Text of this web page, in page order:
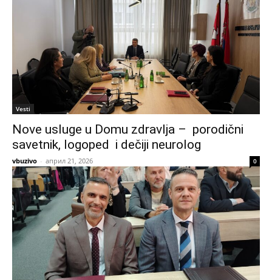
Vesti
Nove usluge u Domu zdravlja – porodični
savetnik, logoped i dečiji neurolog
vbuzivo - април 21, 2026 0